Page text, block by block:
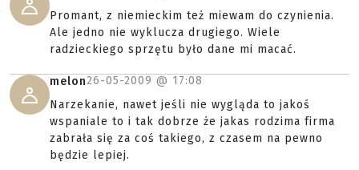
Promant, z niemieckim też miewam do czynienia.
Ale jedno nie wyklucza drugiego. Wiele
radzieckiego sprzętu było dane mi macać.
melon26-05-2009 @ 17:08
Narzekanie, nawet jeśli nie wygląda to jakoś
wspaniale to i tak dobrze że jakas rodzima firma
zabrała się za coś takiego, z czasem na pewno
będzie lepiej.